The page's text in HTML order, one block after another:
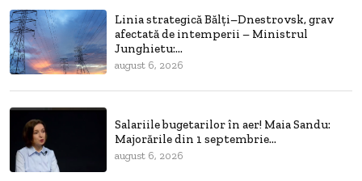
Linia strategică Bălți–Dnestrovsk, grav
afectată de intemperii – Ministrul
Junghietu:...
august 6, 2026
Salariile bugetarilor în aer! Maia Sandu:
Majorările din 1 septembrie...
august 6, 2026